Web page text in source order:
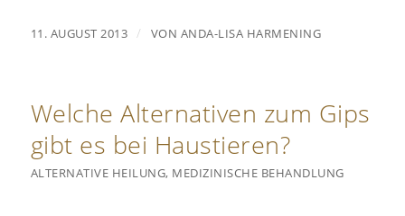
11. AUGUST 2013 / VON ANDA-LISA HARMENING
Welche Alternativen zum Gips
gibt es bei Haustieren?
ALTERNATIVE HEILUNG, MEDIZINISCHE BEHANDLUNG